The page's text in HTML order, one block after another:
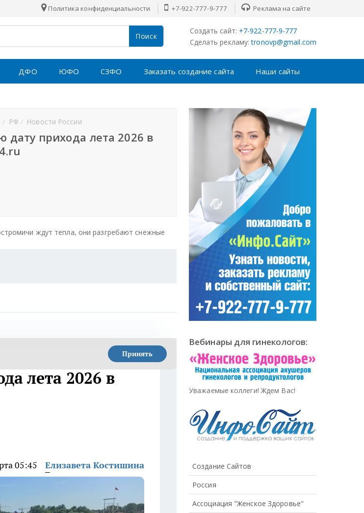
Политика конфиденциальности +7-922-777-9-777 Реклама на сайте
Поиск
Создать сайт: +7-922-777-9-777
Сделать рекламу: tronovp@gmail.com
ДФО ЮФО СЗФО Заказать создание сайта Наши сайты
РФ Новости России
дату прихода лета 2026 в
ждут тепла, они разгребают снежные
Вебинары для гинекологов:
Уважаемые коллеги! Ждем Вас!
Создание Сайтов
Россия
Ассоциация "Женское Здоровье"